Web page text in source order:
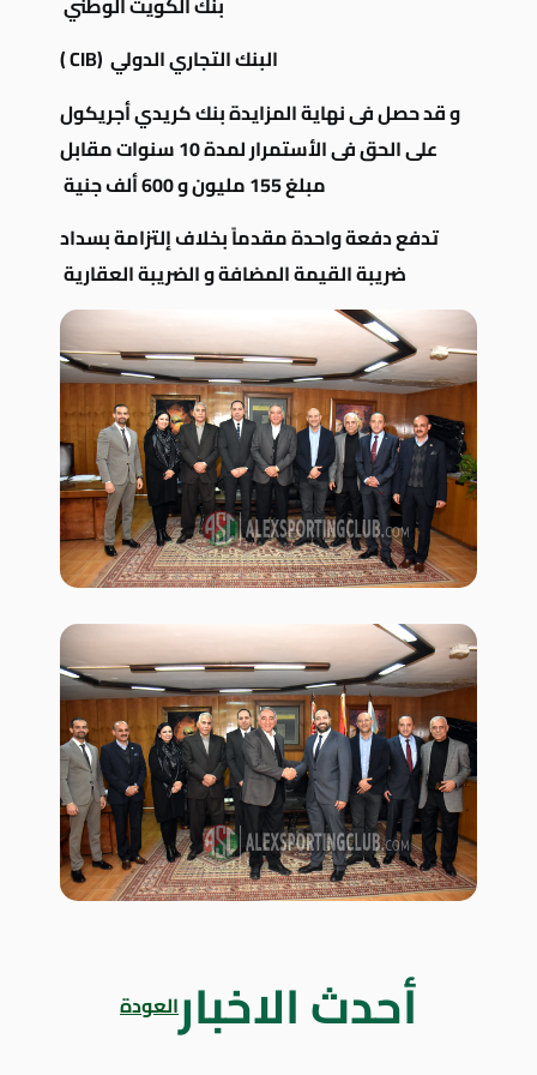
البنك التجاري الدولي (CIB )
و قد حصل فى نهاية المزايدة بنك كريدي أجريكول
على الحق فى الأستمرار لمدة 10 سنوات مقابل
مبلغ 155 مليون و 600 ألف جنية
تدفع دفعة واحدة مقدماً بخلاف إلتزامة بسداد
ضريبة القيمة المضافة و الضريبة العقارية
أحدث الاخبارالعودة